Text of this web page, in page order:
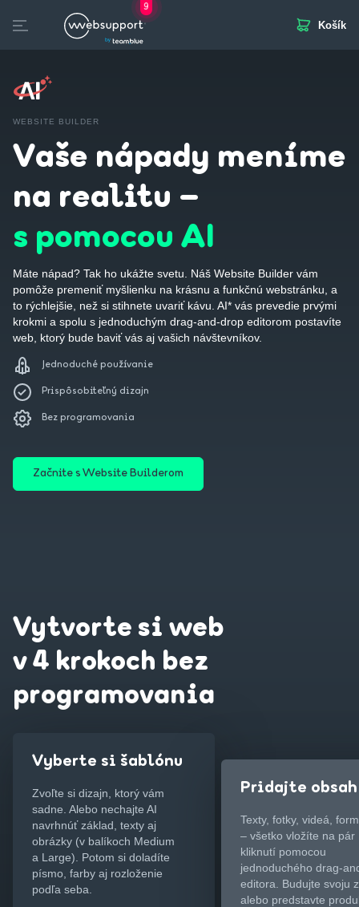
Skip
9
otvorených pozícií
Košík
WEBSITE BUILDER
Vaše nápady meníme
na realitu –
s pomocou AI
Máte nápad? Tak ho ukážte svetu. Náš Website Builder vám
pomôže premeniť myšlienku na krásnu a funkčnú webstránku, a
to rýchlejšie, než si stihnete uvariť kávu. AI* vás prevedie prvými
krokmi a spolu s jednoduchým drag-and-drop editorom postavíte
web, ktorý bude baviť vás aj vašich návštevníkov.
Jednoduché používanie
Prispôsobiteľný dizajn
Bez programovania
Začnite s Website Builderom
Vytvorte si web
v 4 krokoch bez
programovania
Vyberte si šablónu
Zvoľte si dizajn, ktorý vám
sadne. Alebo nechajte AI
navrhnúť základ, texty aj
obrázky (v balíkoch Medium
a Large). Potom si doladíte
písmo, farby aj rozloženie
podľa seba.
Pridajte obsah
Texty, fotky, videá,
– všetko vložíte na pár
kliknutí pomocou
jednoduchého drag-
editora. Budujte svoju
alebo predstavte